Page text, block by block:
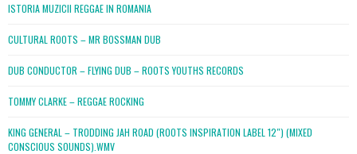
ISTORIA MUZICII REGGAE IN ROMANIA
CULTURAL ROOTS – MR BOSSMAN DUB
DUB CONDUCTOR – FLYING DUB – ROOTS YOUTHS RECORDS
TOMMY CLARKE – REGGAE ROCKING
KING GENERAL – TRODDING JAH ROAD (ROOTS INSPIRATION LABEL 12″) (MIXED
CONSCIOUS SOUNDS).WMV